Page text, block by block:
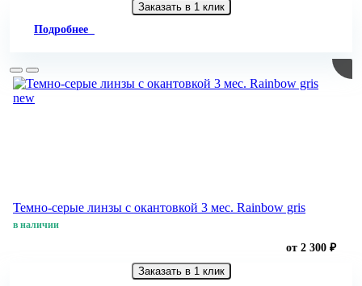
Заказать в 1 клик
Подробнее
new
Темно-серые линзы с окантовкой 3 мес. Rainbow gris
в наличии
от 2 300 ₽
Заказать в 1 клик